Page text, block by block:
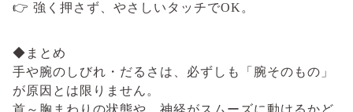
👉 強く押さず、やさしいタッチでOK。
◆まとめ
手や腕のしびれ・だるさは、必ずしも「腕そのもの」
が原因とは限りません。
首～胸まわりの状態や、神経がスムーズに動けるかど